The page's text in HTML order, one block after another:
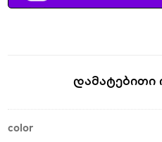
Დამატებითი
color